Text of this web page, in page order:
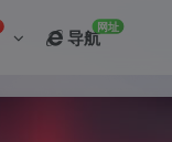
导航网址